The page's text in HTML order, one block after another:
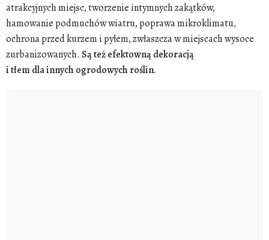
atrakcyjnych miejsc, tworzenie intymnych zakątków,
hamowanie podmuchów wiatru, poprawa mikroklimatu,
ochrona przed kurzem i pyłem, zwłaszcza w miejscach wysoce
zurbanizowanych. Są też efektowną dekoracją
i tłem dla innych ogrodowych roślin.